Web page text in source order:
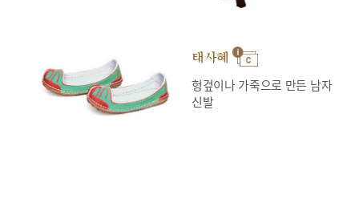
태사혜
헝겊이나 가죽으로 만든 남자
신발